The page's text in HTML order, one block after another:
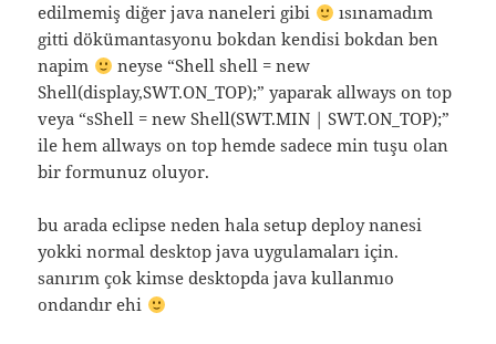
edilmemiş diğer java naneleri gibi
ısınamadım
gitti dökümantasyonu bokdan kendisi bokdan ben
napim
neyse “Shell shell = new
Shell(display,SWT.ON_TOP);” yaparak allways on top
veya “sShell = new Shell(SWT.MIN | SWT.ON_TOP);”
ile hem allways on top hemde sadece min tuşu olan
bir formunuz oluyor.
bu arada eclipse neden hala setup deploy nanesi
yokki normal desktop java uygulamaları için.
sanırım çok kimse desktopda java kullanmıo
ondandır ehi